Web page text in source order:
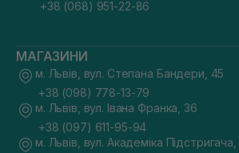
+38 (068) 951-22-86
МАГАЗИНИ
м. Львів, вул. Степана Бандери, 45
+38 (098) 778-13-79
м. Львів, вул. Івана Франка, 36
+38 (097) 611-95-94
м. Львів, вул. Академіка